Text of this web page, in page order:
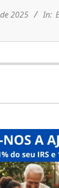
2025 In: